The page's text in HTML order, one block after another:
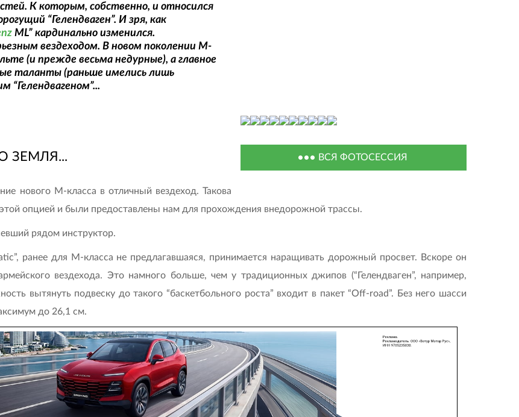
ВСЯ ФОТОСЕССИЯ
К которым, собственно, и относился
“Гелендваген”. И зря, как
ML” кардинально изменился.
вездеходом. В новом поколении М-
(и прежде весьма недурные), а главное
таланты (раньше имелись лишь
“Гелендвагеном”...
ЗЕМЛЯ...
нового М-класса в отличный вездеход. Такова
опцией и были предоставлены нам для прохождения внедорожной трассы.
рядом инструктор.
ранее для М-класса не предлагавшаяся, принимается наращивать дорожный просвет. Вскоре он
вездехода. Это намного больше, чем у традиционных джипов (“Гелендваген”, например,
вытянуть подвеску до такого “баскетбольного роста” входит в пакет “Off-road”. Без него шасси
до 26,1 см.